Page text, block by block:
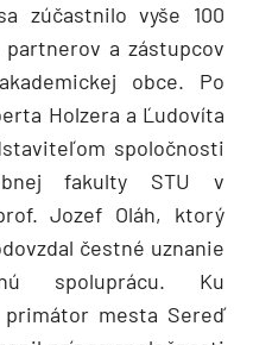
zúčastnilo vyše 100
a zástupcov
obce. Po
Holzera a Ľudovíta
spoločnosti
fakulty STU v
Jozef Oláh, ktorý
čestné uznanie
spoluprácu. Ku
mesta Sereď